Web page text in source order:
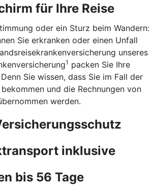
für Ihre Reise
oder ein Sturz beim Wandern:
Sie erkranken oder einen Unfall
unseres
1 packen Sie Ihre
Sie wissen, dass Sie im Fall der
und die Rechnungen von
werden.
inklusive
bis 56 Tage